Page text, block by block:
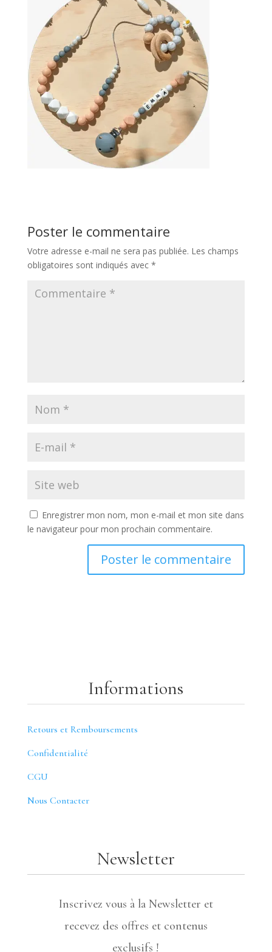
Poster le commentaire
Votre adresse e-mail ne sera pas publiée. Les champs
obligatoires sont indiqués avec *
Enregistrer mon nom, mon e-mail et mon site dans
le navigateur pour mon prochain commentaire.
Informations
Retours et Remboursements
Confidentialité
CGU
Nous Contacter
Newsletter
Inscrivez vous à la Newsletter et
recevez des offres et contenus
exclusifs !